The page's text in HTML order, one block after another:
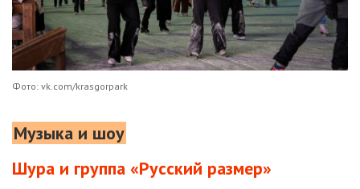
Фото: vk.com/krasgorpark
Музыка и шоу
Шура и группа «Русский размер»